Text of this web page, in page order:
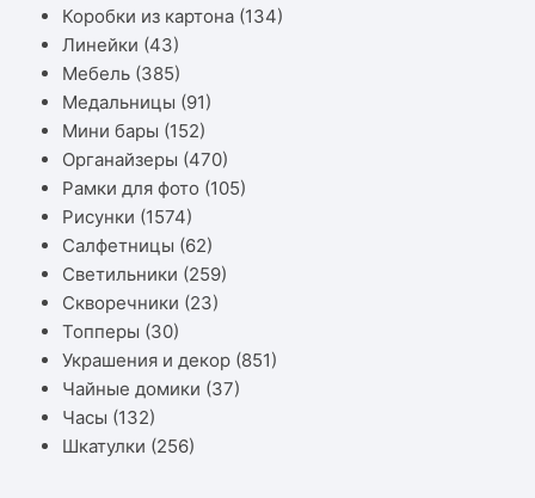
Коробки из картона (134)
Линейки (43)
Мебель (385)
Медальницы (91)
Мини бары (152)
Органайзеры (470)
Рамки для фото (105)
Рисунки (1574)
Салфетницы (62)
Светильники (259)
Скворечники (23)
Топперы (30)
Украшения и декор (851)
Чайные домики (37)
Часы (132)
Шкатулки (256)